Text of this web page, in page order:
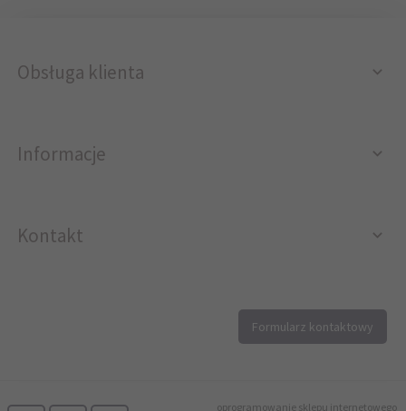
Obsługa klienta
Informacje
Kontakt
Formularz kontaktowy
oprogramowanie sklepu internetowego